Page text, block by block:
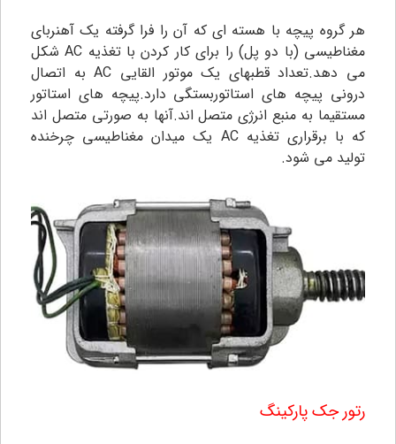
هر گروه پیچه با هسته ای که آن را فرا گرفته یک آهنربای
مغناطیسی (با دو پل) را برای کار کردن با تغذیه AC شکل
می دهد.تعداد قطبهای یک موتور القایی AC به اتصال
درونی پیچه های استاتوربستگی دارد.پیچه های استاتور
مستقیما به منبع انرژی متصل اند.آنها به صورتی متصل اند
که با برقراری تغذیه AC یک میدان مغناطیسی چرخنده
تولید می شود.
رتور جک پارکینگ